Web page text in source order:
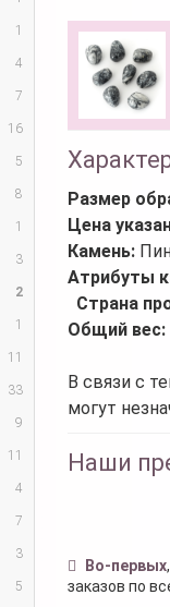
1
4
7
16
5
8
1
3
2
1
11
33
9
11
4
7
3
5
Размер
Цена
Камень:
Атрибуты
Страна
Общий вес:
В связи с
могут
Наши
Во-первых
заказов по